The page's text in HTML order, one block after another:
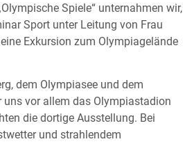
Spiele“ unternahmen wir,
Sport unter Leitung von Frau
Exkursion zum Olympiagelände
dem Olympiasee und dem
vor allem das Olympiastadion
die dortige Ausstellung. Bei
und strahlendem